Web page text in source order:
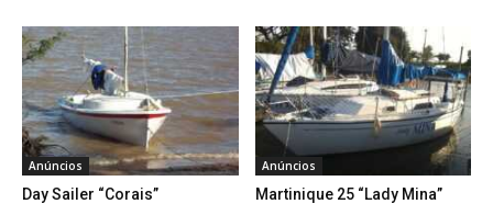
Anúncios
Day Sailer “Corais”
Anúncios
Martinique 25 “Lady Mina”